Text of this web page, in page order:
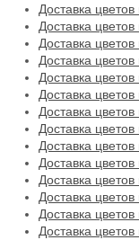
Доставка
Доставка цветов
Доставка
Доставка
Доставка
Доставка
Доставка цветов
Доставка
Доставка
Доставка
Доставка цветов
Доставка
Доставка цветов
Доставка